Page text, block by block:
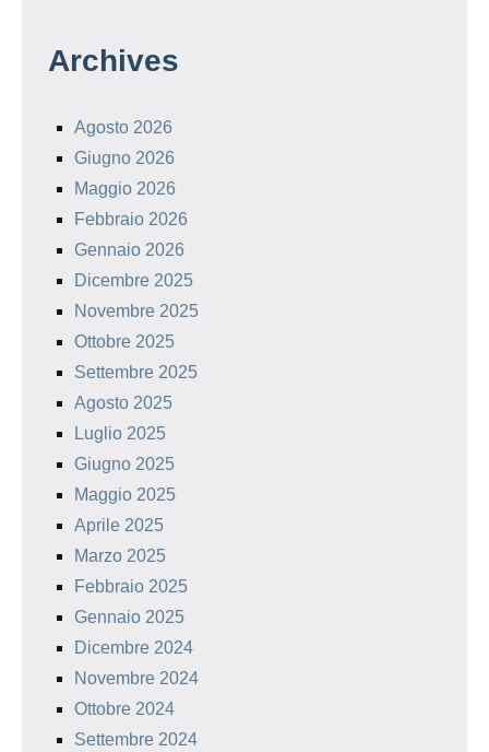
Archives
Agosto 2026
Giugno 2026
Maggio 2026
Febbraio 2026
Gennaio 2026
Dicembre 2025
Novembre 2025
Ottobre 2025
Settembre 2025
Agosto 2025
Luglio 2025
Giugno 2025
Maggio 2025
Aprile 2025
Marzo 2025
Febbraio 2025
Gennaio 2025
Dicembre 2024
Novembre 2024
Ottobre 2024
Settembre 2024